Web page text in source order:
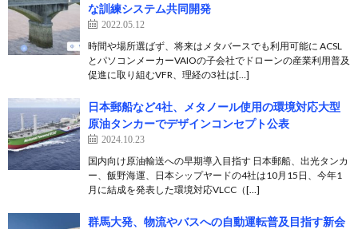
な訓練システム共同開発
2022.05.12
時間や場所選ばず、将来はメタバースでも利用可能に ACSL
とパソコンメーカーVAIOの子会社でドローンの産業利用普及
促進に取り組むVFR、理経の3社は[…]
日本郵船など4社、メタノール使用の環境対応大型
原油タンカーでデザインコンセプト公表
2024.10.23
国内向け原油輸送への早期導入目指す 日本郵船、出光タンカ
ー、飯野海運、日本シップヤードの4社は10月15日、今年1
月に結成を発表した環境対応VLCC（[…]
群馬大発、物流やバスへの自動運転普及目指す新会